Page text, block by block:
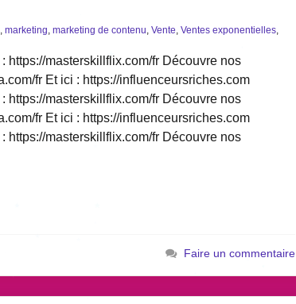
, marketing, marketing de contenu, Vente, Ventes exponentielles,
https://masterskillflix.com/fr Découvre nos
fr Et ici : https://influenceursriches.com
https://masterskillflix.com/fr Découvre nos
fr Et ici : https://influenceursriches.com
https://masterskillflix.com/fr Découvre nos
Faire un commentaire